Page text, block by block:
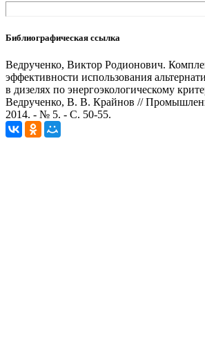
Библиографическая ссылка
Ведрученко, Виктор Родионович.
эффективности использования
в дизелях по энергоэкологическому
Ведрученко, В. В. Крайнов //
2014. - № 5. - С. 50-55.